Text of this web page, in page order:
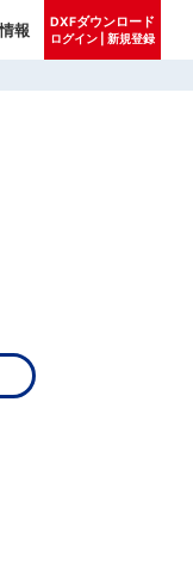
報 DXFダウンロード
ログイン | 新規登録